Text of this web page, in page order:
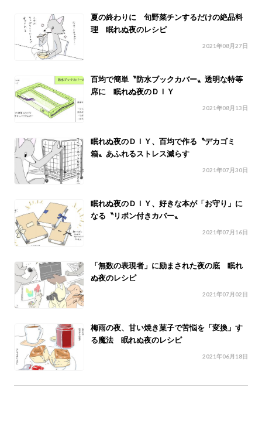
夏の終わりに 旬野菜チンするだけの絶品料
理 眠れぬ夜のレシピ
2021年08月27日
百均で簡単〝防水ブックカバー〟透明な特等
席に 眠れぬ夜のＤＩＹ
2021年08月13日
眠れぬ夜のＤＩＹ、百均で作る〝デカゴミ
箱〟あふれるストレス減らす
2021年07月30日
眠れぬ夜のＤＩＹ、好きな本が「お守り」に
なる〝リボン付きカバー〟
2021年07月16日
「無数の表現者」に励まされた夜の底 眠れ
ぬ夜のレシピ
2021年07月02日
梅雨の夜、甘い焼き菓子で苦悩を「変換」す
る魔法 眠れぬ夜のレシピ
2021年06月18日